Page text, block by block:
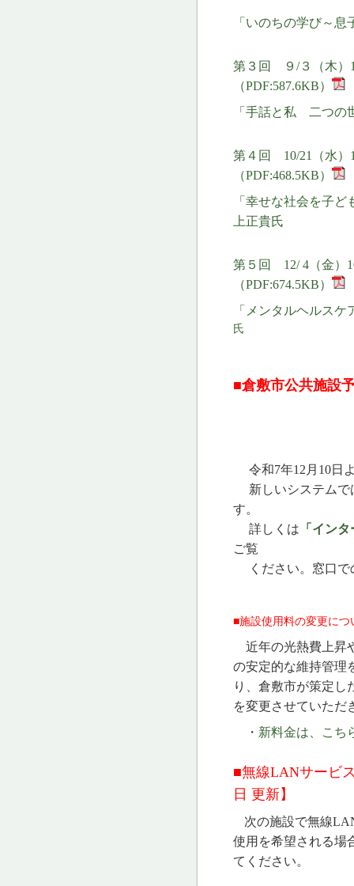
「いのちの学び～
第３回 ９/３（木）
（PDF:587.6KB）
「手話と私 二つ
第４回 10/21（水）
（PDF:468.5KB）
「幸せな社会を子
上正貴氏
第５回 12/ 4（金）
（PDF:674.5KB）
「メンタルヘルス
氏
■倉敷市公共施設
令和7年12月10日
新しいシステムで
す。
詳しくは 「イン
ご覧
ください。窓口で
■施設使用料の変更に
近年の光熱費上昇
の安定的な維持管理
り、倉敷市が策定し
を変更させていただ
・ 新料金は、こち
■無線LANサービ
日 更新】
次の施設で無線
使用を希望される場
てください。